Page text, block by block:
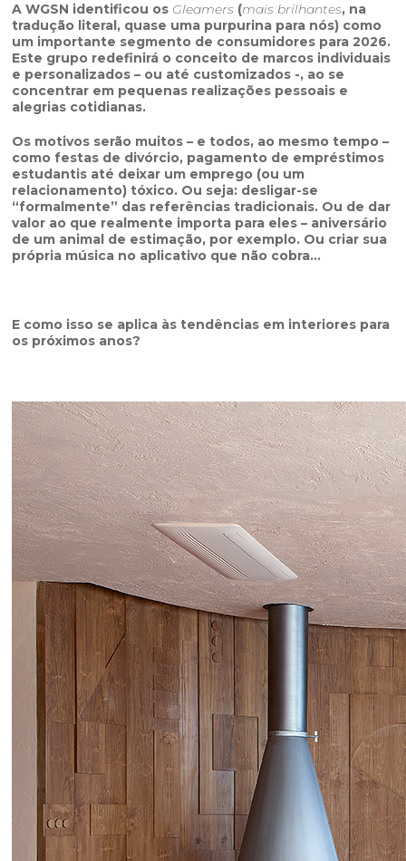
A WGSN identificou os Gleamers (mais brilhantes, na
tradução literal, quase uma purpurina para nós) como
um importante segmento de consumidores para 2026.
Este grupo redefinirá o conceito de marcos individuais
e personalizados – ou até customizados -, ao se
concentrar em pequenas realizações pessoais e
alegrias cotidianas.
Os motivos serão muitos – e todos, ao mesmo tempo –
como festas de divórcio, pagamento de empréstimos
estudantis até deixar um emprego (ou um
relacionamento) tóxico. Ou seja: desligar-se
“formalmente” das referências tradicionais. Ou de dar
valor ao que realmente importa para eles – aniversário
de um animal de estimação, por exemplo. Ou criar sua
própria música no aplicativo que não cobra…
E como isso se aplica às tendências em interiores para
os próximos anos?